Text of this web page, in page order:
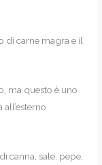
di carne magra e il
ma questo è uno
canna, sale, pepe,